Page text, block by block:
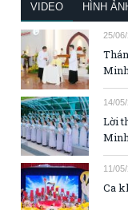
VIDEO HÌNH
25/
14/
Lời
11/
Ca